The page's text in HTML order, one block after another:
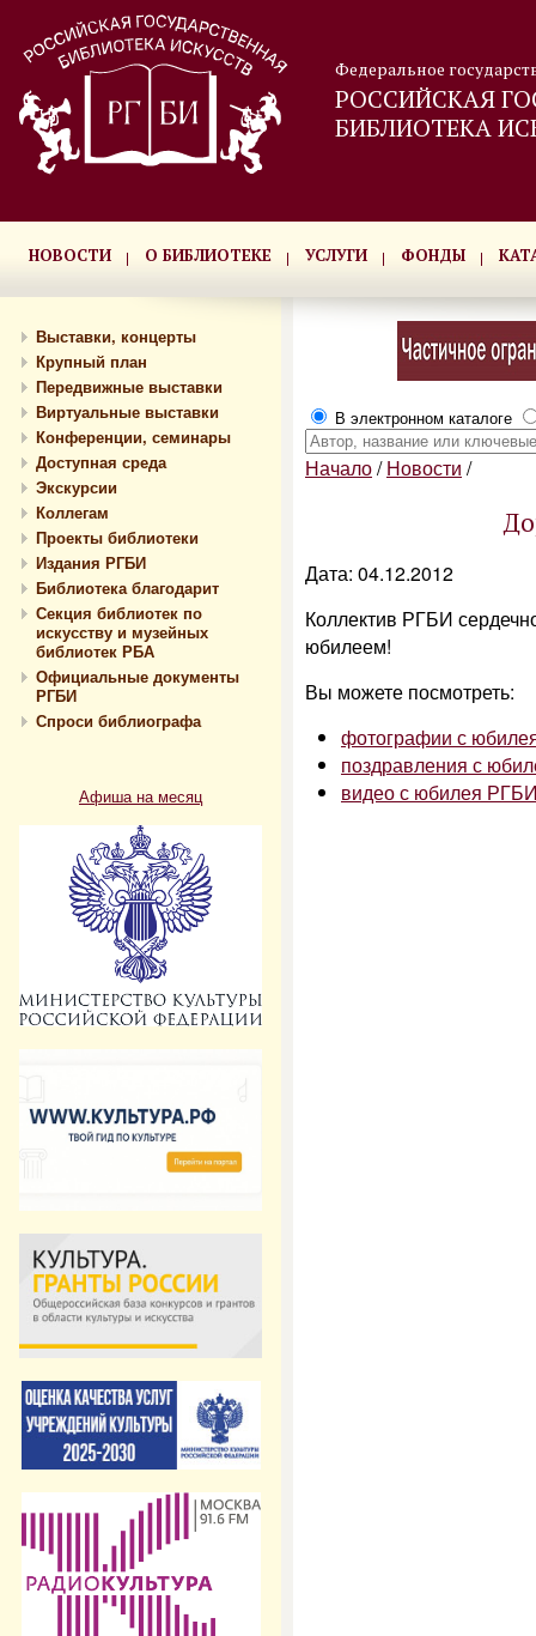
Федеральное
РОССИЙСКАЯ
БИБЛИОТЕКА
НОВОСТИ О БИБЛИОТЕКЕ УСЛУГИ ФОНДЫ
Выставки, концерты
Крупный план
Передвижные выставки
Виртуальные выставки
Конференции, семинары
Доступная среда
Экскурсии
Коллегам
Проекты библиотеки
Издания РГБИ
Библиотека благодарит
Секция библиотек по
искусству и музейных
библиотек РБА
Официальные документы
РГБИ
Спроси библиографа
Афиша на месяц
В электронном каталоге
Начало/ Новости /
Дата: 04.12.2012
Коллектив РГБИ
юбилеем!
Вы можете посмотреть:
фотографии с
поздравления с
видео с юбилея